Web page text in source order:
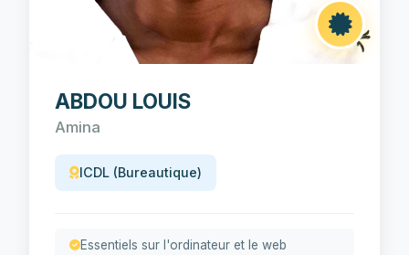
ABDOU LOUIS
Amina
ICDL (Bureautique)
Essentiels sur l'ordinateur et le web